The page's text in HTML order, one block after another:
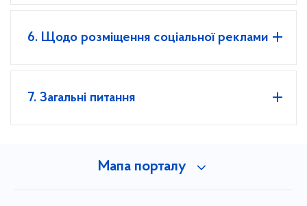
6. Щодо розміщення соціальної реклами
7. Загальні питання
Мапа порталу